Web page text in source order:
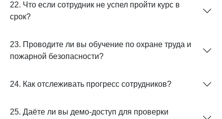
22. Что если сотрудник не успел пройти курс в
срок?
23. Проводите ли вы обучение по охране труда и
пожарной безопасности?
24. Как отслеживать прогресс сотрудников?
25. Даёте ли вы демо-доступ для проверки